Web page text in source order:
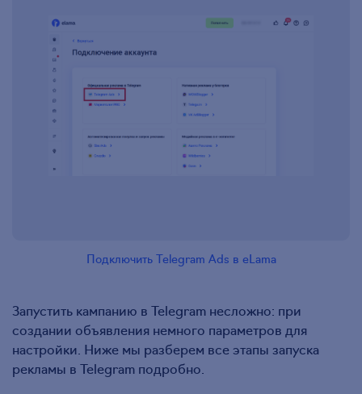
Подключить Telegram Ads в eLama
Запустить кампанию в Telegram несложно: при
создании объявления немного параметров для
настройки. Ниже мы разберем все этапы запуска
рекламы в Telegram подробно.